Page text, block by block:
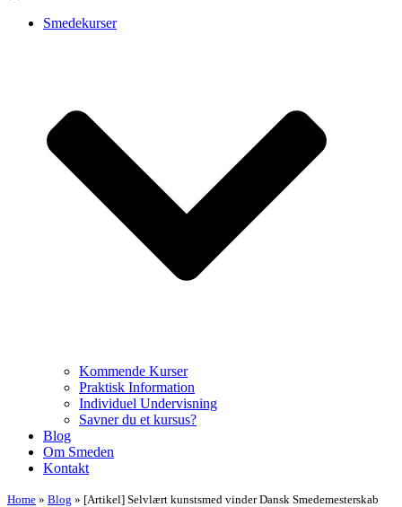
Navigation
Smedekurser
Kommende Kurser
Praktisk Information
Individuel Undervisning
Savner du et kursus?
Blog
Om Smeden
Kontakt
Home » Blog » [Artikel] Selvlært kunstsmed vinder Dansk Smedemesterskab